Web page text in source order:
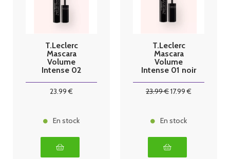
T.Leclerc
Mascara
Volume
Intense 02
23.99 €
En stock
T.Leclerc
Mascara
Volume
Intense 01 noir
23.99€17.99 €
En stock